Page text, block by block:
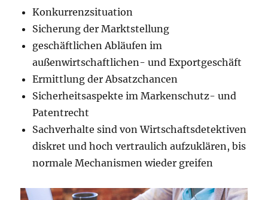
Konkurrenzsituation
Sicherung der Marktstellung
geschäftlichen Abläufen im
außenwirtschaftlichen- und Exportgeschäft
Ermittlung der Absatzchancen
Sicherheitsaspekte im Markenschutz- und
Patentrecht
Sachverhalte sind von Wirtschaftsdetektiven
diskret und hoch vertraulich aufzuklären, bis
normale Mechanismen wieder greifen